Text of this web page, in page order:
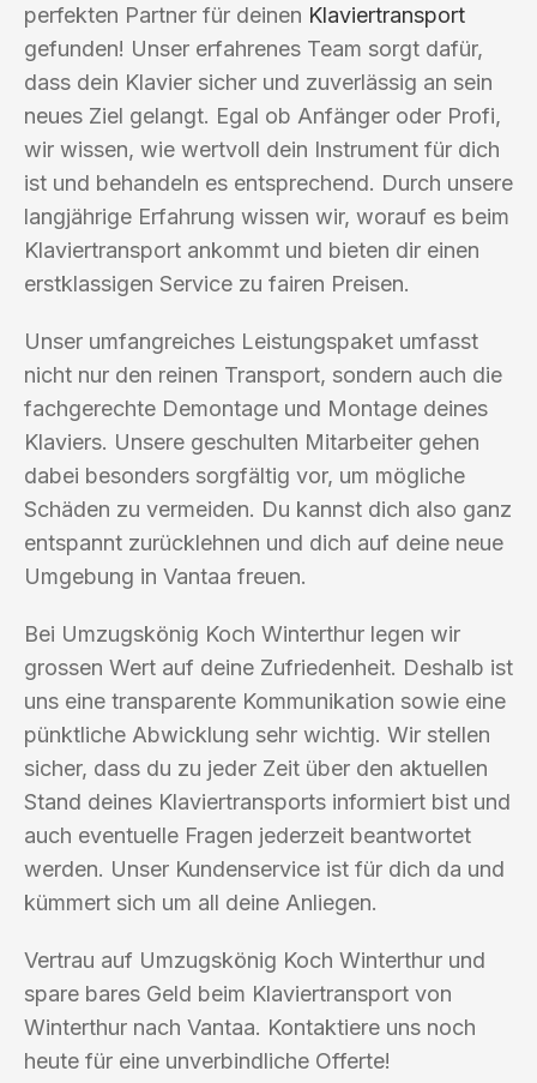
perfekten Partner für deinen Klaviertransport
gefunden! Unser erfahrenes Team sorgt dafür,
dass dein Klavier sicher und zuverlässig an sein
neues Ziel gelangt. Egal ob Anfänger oder Profi,
wir wissen, wie wertvoll dein Instrument für dich
ist und behandeln es entsprechend. Durch unsere
langjährige Erfahrung wissen wir, worauf es beim
Klaviertransport ankommt und bieten dir einen
erstklassigen Service zu fairen Preisen.
Unser umfangreiches Leistungspaket umfasst
nicht nur den reinen Transport, sondern auch die
fachgerechte Demontage und Montage deines
Klaviers. Unsere geschulten Mitarbeiter gehen
dabei besonders sorgfältig vor, um mögliche
Schäden zu vermeiden. Du kannst dich also ganz
entspannt zurücklehnen und dich auf deine neue
Umgebung in Vantaa freuen.
Bei Umzugskönig Koch Winterthur legen wir
grossen Wert auf deine Zufriedenheit. Deshalb ist
uns eine transparente Kommunikation sowie eine
pünktliche Abwicklung sehr wichtig. Wir stellen
sicher, dass du zu jeder Zeit über den aktuellen
Stand deines Klaviertransports informiert bist und
auch eventuelle Fragen jederzeit beantwortet
werden. Unser Kundenservice ist für dich da und
kümmert sich um all deine Anliegen.
Vertrau auf Umzugskönig Koch Winterthur und
spare bares Geld beim Klaviertransport von
Winterthur nach Vantaa. Kontaktiere uns noch
heute für eine unverbindliche Offerte!